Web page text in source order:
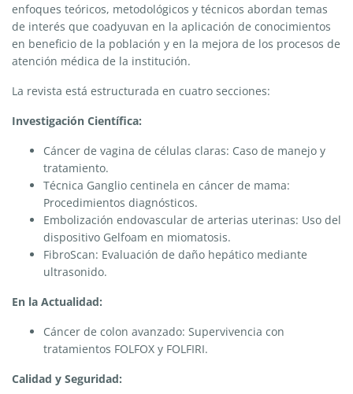
enfoques teóricos, metodológicos y técnicos abordan temas
de interés que coadyuvan en la aplicación de conocimientos
en beneficio de la población y en la mejora de los procesos de
atención médica de la institución.
La revista está estructurada en cuatro secciones:
Investigación Científica:
Cáncer de vagina de células claras: Caso de manejo y
tratamiento.
Técnica Ganglio centinela en cáncer de mama:
Procedimientos diagnósticos.
Embolización endovascular de arterias uterinas: Uso del
dispositivo Gelfoam en miomatosis.
FibroScan: Evaluación de daño hepático mediante
ultrasonido.
En la Actualidad:
Cáncer de colon avanzado: Supervivencia con
tratamientos FOLFOX y FOLFIRI.
Calidad y Seguridad: